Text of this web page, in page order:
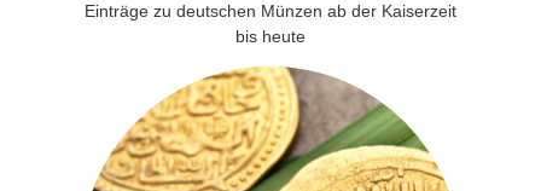
Einträge zu deutschen Münzen ab der Kaiserzeit
bis heute